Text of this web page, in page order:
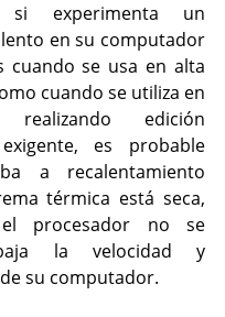
experimenta un
en su computador
cuando se usa en alta
cuando se utiliza en
edición
es probable
a recalentamiento
térmica está seca,
procesador no se
la velocidad y
su computador.